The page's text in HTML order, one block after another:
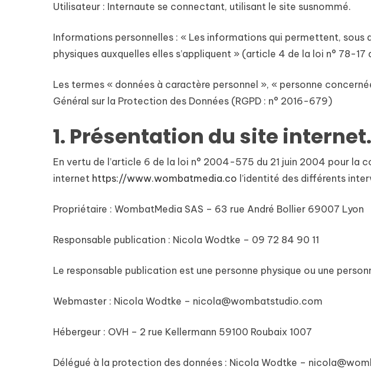
Hit enter to search or ESC to close
Utilisateur : Internaute se connectant, utilisant le site susnommé.
Informations personnelles : « Les informations qui permettent, sous
physiques auxquelles elles s’appliquent » (article 4 de la loi n° 78-17
Les termes « données à caractère personnel », « personne
Général sur la Protection des Données (RGPD : n° 2016-679)
1. Présentation du site internet.
En vertu de l’article 6 de la loi n° 2004-575 du 21 juin 2004 pour la
internet https://www.wombatmedia.co l’identité des différents
Propriétaire : WombatMedia SAS – 63 rue André Bollier 69007 Lyon
Responsable publication : Nicola Wodtke – 09 72 84 90 11
Le responsable publication est une personne physique ou une
Webmaster : Nicola Wodtke – nicola@wombatstudio.com
Hébergeur : OVH – 2 rue Kellermann 59100 Roubaix 1007
Délégué à la protection des données : Nicola Wodtke –